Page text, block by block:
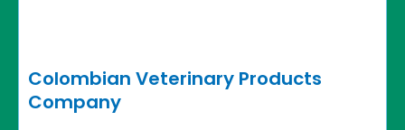
Colombian Veterinary Products
Company